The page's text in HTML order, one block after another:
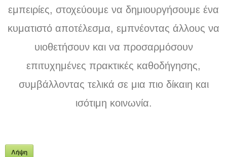
εμπειρίες, στοχεύουμε να δημιουργήσουμε ένα
κυματιστό αποτέλεσμα, εμπνέοντας άλλους να
υιοθετήσουν και να προσαρμόσουν
επιτυχημένες πρακτικές καθοδήγησης,
συμβάλλοντας τελικά σε μια πιο δίκαιη και
ισότιμη κοινωνία.
Λήψη